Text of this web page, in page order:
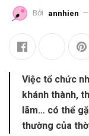
Bởi annhien
Việc tổ chức
khánh thành,
lãm… có thể
thường của